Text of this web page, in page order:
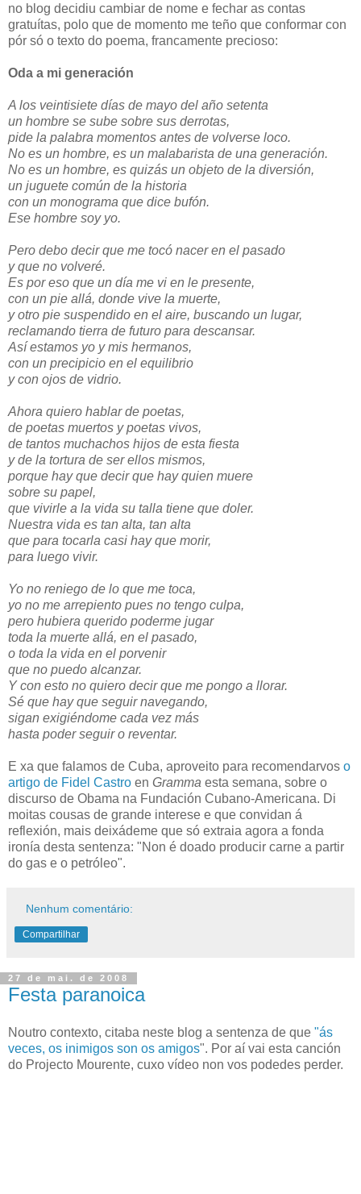
no blog decidiu cambiar de nome e fechar as contas
gratuítas, polo que de momento me teño que conformar con
pór só o texto do poema, francamente precioso:
Oda a mi generación
A los veintisiete días de mayo del año setenta
un hombre se sube sobre sus derrotas,
pide la palabra momentos antes de volverse loco.
No es un hombre, es un malabarista de una generación.
No es un hombre, es quizás un objeto de la diversión,
un juguete común de la historia
con un monograma que dice bufón.
Ese hombre soy yo.
Pero debo decir que me tocó nacer en el pasado
y que no volveré.
Es por eso que un día me vi en le presente,
con un pie allá, donde vive la muerte,
y otro pie suspendido en el aire, buscando un lugar,
reclamando tierra de futuro para descansar.
Así estamos yo y mis hermanos,
con un precipicio en el equilibrio
y con ojos de vidrio.
Ahora quiero hablar de poetas,
de poetas muertos y poetas vivos,
de tantos muchachos hijos de esta fiesta
y de la tortura de ser ellos mismos,
porque hay que decir que hay quien muere
sobre su papel,
que vivirle a la vida su talla tiene que doler.
Nuestra vida es tan alta, tan alta
que para tocarla casi hay que morir,
para luego vivir.
Yo no reniego de lo que me toca,
yo no me arrepiento pues no tengo culpa,
pero hubiera querido poderme jugar
toda la muerte allá, en el pasado,
o toda la vida en el porvenir
que no puedo alcanzar.
Y con esto no quiero decir que me pongo a llorar.
Sé que hay que seguir navegando,
sigan exigiéndome cada vez más
hasta poder seguir o reventar.
E xa que falamos de Cuba, aproveito para recomendarvos o
artigo de Fidel Castro en Gramma esta semana, sobre o
discurso de Obama na Fundación Cubano-Americana. Di
moitas cousas de grande interese e que convidan á
reflexión, mais deixádeme que só extraia agora a fonda
ironía desta sentenza: "Non é doado producir carne a partir
do gas e o petróleo".
Nenhum comentário:
Compartilhar
27 de mai. de 2008
Festa paranoica
Noutro contexto, citaba neste blog a sentenza de que "ás
veces, os inimigos son os amigos". Por aí vai esta canción
do Projecto Mourente, cuxo vídeo non vos podedes perder.